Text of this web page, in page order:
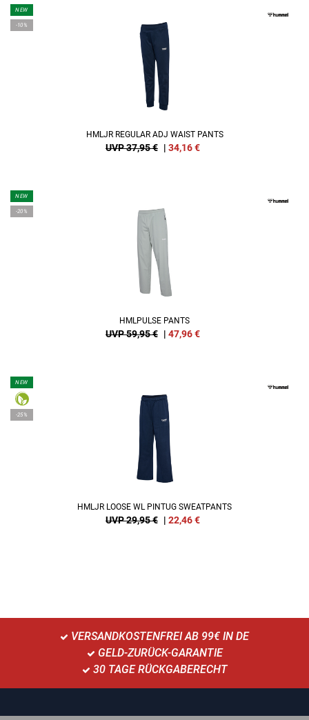
NEW
-10%
HMLJR REGULAR ADJ WAIST PANTS
UVP 37,95 € | 34,16€
NEW
-20%
HMLPULSE PANTS
UVP 59,95 € | 47,96€
NEW
-25%
HMLJR LOOSE WL PINTUG SWEATPANTS
UVP 29,95 € | 22,46€
VERSANDKOSTENFREI AB 99€ IN DE
GELD-ZURÜCK-GARANTIE
30 TAGE RÜCKGABERECHT